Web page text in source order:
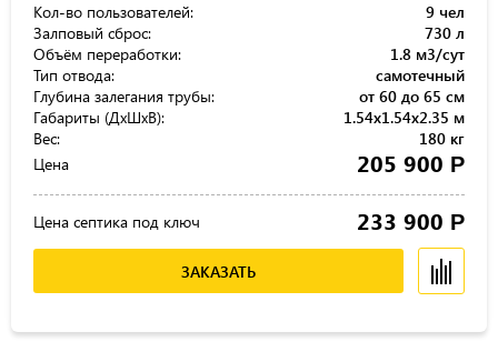
Кол-во пользователей:
9 чел
Залповый сброс:
730 л
Объём переработки:
1.8 м3/сут
Тип отвода:
самотечный
Глубина залегания трубы:
от 60 до 65 см
Габариты (ДхШхВ):
1.54x1.54x2.35 м
Вес:
180 кг
Цена
205 900 Р
Цена септика под ключ 233 900 Р
ЗАКАЗАТЬ